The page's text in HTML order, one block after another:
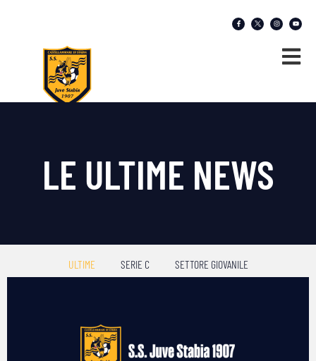
LE ULTIME NEWS
ULTIME SERIE C SETTORE GIOVANILE